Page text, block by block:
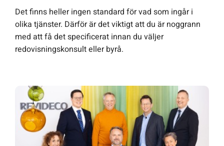
Det finns heller ingen standard för vad som ingår i
olika tjänster. Därför är det viktigt att du är noggrann
med att få det specificerat innan du väljer
redovisningskonsult eller byrå.